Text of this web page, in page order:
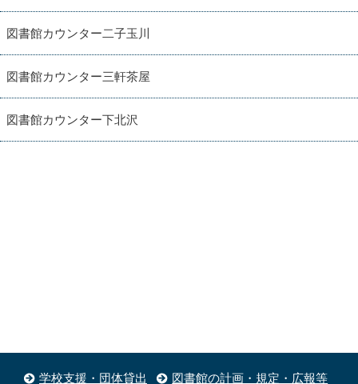
図書館カウンター二子玉川
図書館カウンター三軒茶屋
図書館カウンター下北沢
学校支援・団体貸出 図書館の計画・規定・広報等